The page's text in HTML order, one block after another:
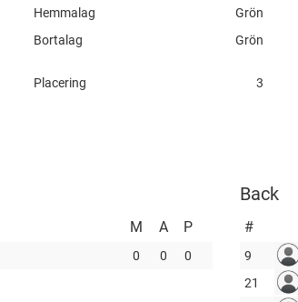
Hemmalag
Grön
Bortalag
Grön
Placering 3
M A P
0 0 0
Back
#
9
21